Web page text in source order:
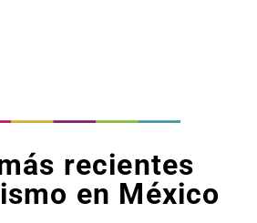
recientes
en México